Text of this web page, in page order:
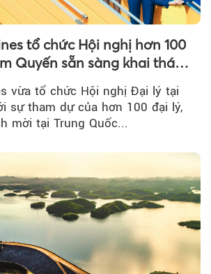
tổ chức Hội nghị hơn 100
Quyến sẵn sàng khai thác
TP.HCM - Thâm Quyến
vừa tổ chức Hội nghị Đại lý tại
sự tham dự của hơn 100 đại lý,
mời tại Trung Quốc...